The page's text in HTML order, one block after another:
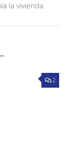
la vivienda
2